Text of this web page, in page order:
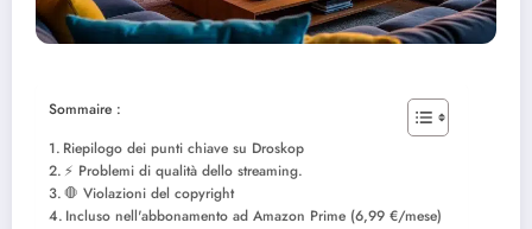
Sommaire :
Riepilogo dei punti chiave su Droskop
⚡ Problemi di qualità dello streaming.
🛑 Violazioni del copyright
Incluso nell'abbonamento ad Amazon Prime (6,99 €/mese)